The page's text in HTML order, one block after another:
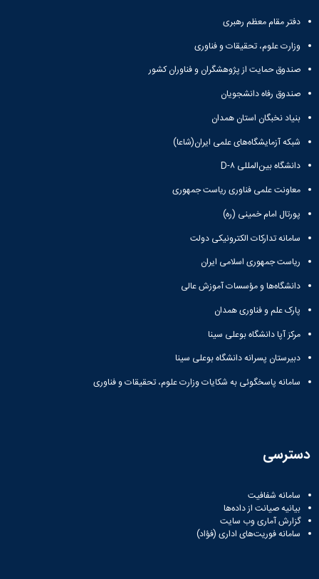
معاونت
معاونت
پژوهش
و
فناوری
معاونت
فرهنگی
و
نهاد
نمایندگی
معظم
تماس
با
علوم
پایه
علوم
اقتصادی
اجتماعی
دانشکده
اقماری
دفتر مقام معظم رهبری
وزارت علوم، تحقیقات و فناوری
صندوق حمایت از پژوهشگران و فناوران کشور
صندوق رفاه دانشجویان
بنیاد نخبگان استان همدان
شبکه آزمایشگاه‌های علمی ایران(شاعا)
دانشگاه بین‌المللی D-۸
معاونت علمی فناوری ریاست جمهوری
پورتال امام خمینی (ره)
سامانه تدارکات الکترونیکی دولت
ریاست جمهوری اسلامی ایران
دانشگاه‌ها و مؤسسات آموزش عالی
پارک علم و فناوری همدان
مرکز آپا دانشگاه بوعلی سینا
دبیرستان پسرانه دانشگاه بوعلی سینا
سامانه پاسخگوئی به شکایات وزارت علوم، تحقیقات و فناوری
دسترسی
سامانه شفافیت
بیانیه صیانت از داده‌ها
گزارش آماری وب‌ سایت
سامانه فوریت‌های اداری (فؤاد)